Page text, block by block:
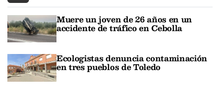
Muere un joven de 26 años en un
accidente de tráfico en Cebolla
Ecologistas denuncia contaminación
en tres pueblos de Toledo